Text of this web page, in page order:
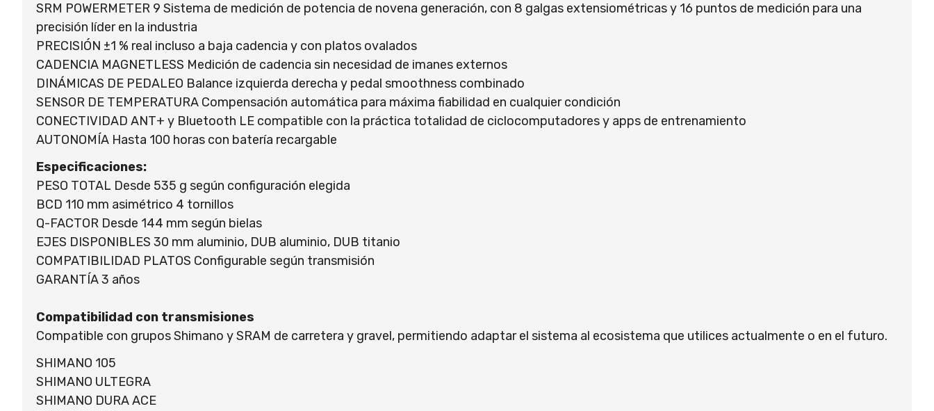
SRM POWERMETER 9 Sistema de medición de potencia de novena generación, con 8 galgas extensiométricas y 16 puntos de medición para una
precisión líder en la industria
PRECISIÓN ±1 % real incluso a baja cadencia y con platos ovalados
CADENCIA MAGNETLESS Medición de cadencia sin necesidad de imanes externos
DINÁMICAS DE PEDALEO Balance izquierda derecha y pedal smoothness combinado
SENSOR DE TEMPERATURA Compensación automática para máxima fiabilidad en cualquier condición
CONECTIVIDAD ANT+ y Bluetooth LE compatible con la práctica totalidad de ciclocomputadores y apps de entrenamiento
AUTONOMÍA Hasta 100 horas con batería recargable
Especificaciones:
PESO TOTAL Desde 535 g según configuración elegida
BCD 110 mm asimétrico 4 tornillos
Q-FACTOR Desde 144 mm según bielas
EJES DISPONIBLES 30 mm aluminio, DUB aluminio, DUB titanio
COMPATIBILIDAD PLATOS Configurable según transmisión
GARANTÍA 3 años
Compatibilidad con transmisiones
Compatible con grupos Shimano y SRAM de carretera y gravel, permitiendo adaptar el sistema al ecosistema que utilices actualmente o en el futuro.
SHIMANO 105
SHIMANO ULTEGRA
SHIMANO DURA ACE